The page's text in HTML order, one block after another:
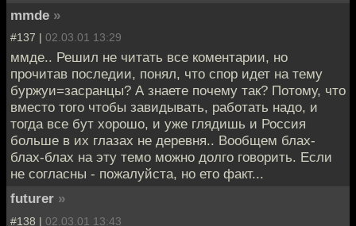
mmde »
#137 | 02.03.01 13:29
ммде.. Решил не читать все коментарии, но
прочитав последии, понял, что спор идет на тему
буржуи=засранцы? А знаете почему так? Потому, что
вместо того чтобы завидывать, работать надо, и
тогда все бут хорошо, и уже глядишь и Россия
больше в их глазах не деревня.. Вообщем блах-
блах-блах на эту темо можно долго говорить. Если
не согласны - пожалуйста, но ето факт...
futurer »
#138 | 02.03.01 13:43